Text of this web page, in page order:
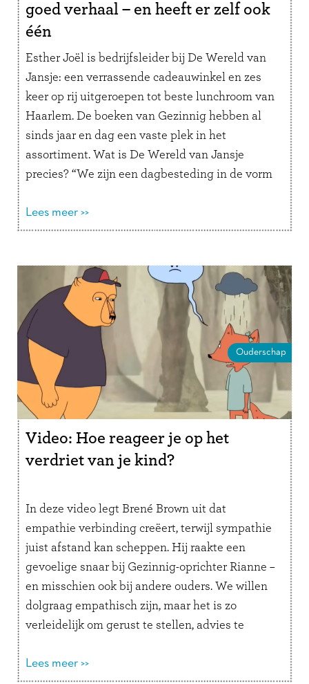
goed verhaal – en heeft er zelf ook
één
Esther Joël is bedrijfsleider bij De Wereld van
Jansje: een verrassende cadeauwinkel en zes
keer op rij uitgeroepen tot beste lunchroom van
Haarlem. De boeken van Gezinnig hebben al
sinds jaar en dag een vaste plek in het
assortiment. Wat is De Wereld van Jansje
precies? “We zijn een dagbesteding in de vorm
Lees meer >>
Ouderschap
Video: Hoe reageer je op het
verdriet van je kind?
In deze video legt Brené Brown uit dat
empathie verbinding creëert, terwijl sympathie
juist afstand kan scheppen. Hij raakte een
gevoelige snaar bij Gezinnig-oprichter Rianne –
en misschien ook bij andere ouders. We willen
dolgraag empathisch zijn, maar het is zo
verleidelijk om gerust te stellen, advies te
verder
Lees meer >>